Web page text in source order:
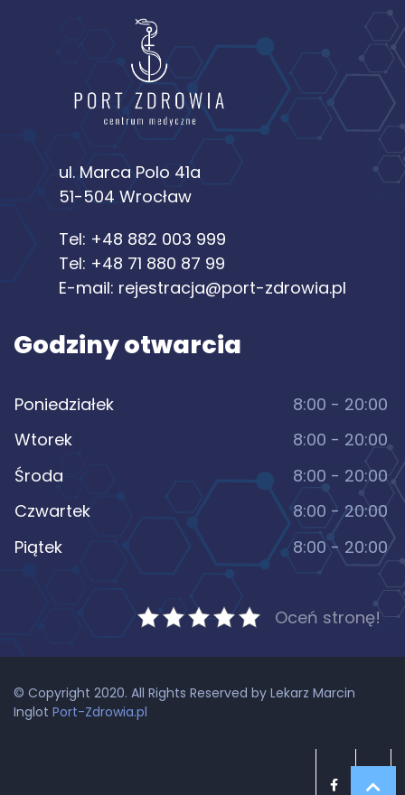
ul. Marca Polo 41a
51-504 Wrocław
Tel: +48 882 003 999
Tel: +48 71 880 87 99
E-mail: rejestracja@port-zdrowia.pl
Godziny otwarcia
Poniedziałek
8:00 - 20:00
Wtorek
8:00 - 20:00
Środa
8:00 - 20:00
Czwartek
8:00 - 20:00
Piątek
8:00 - 20:00
Oceń stronę!
© Copyright 2020. All Rights Reserved by Lekarz Marcin
Inglot Port-Zdrowia.pl